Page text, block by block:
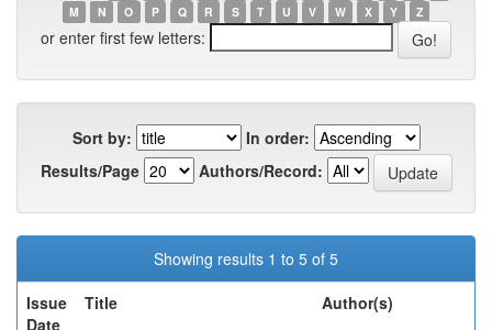
M
N O P Q R S T U V W X Y Z
or enter first few letters:
Sort by:
In order:
Results/Page
Authors/Record:
Showing results 1 to 5 of 5
Issue
Date
Title Author(s)